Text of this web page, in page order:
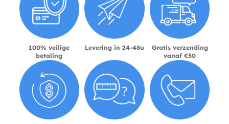
100% veilige
betaling
Levering in 24-48u
Gratis verzending
vanaf €50